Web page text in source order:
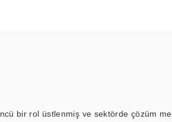
bir rol üstlenmiş ve sektörde çözüm